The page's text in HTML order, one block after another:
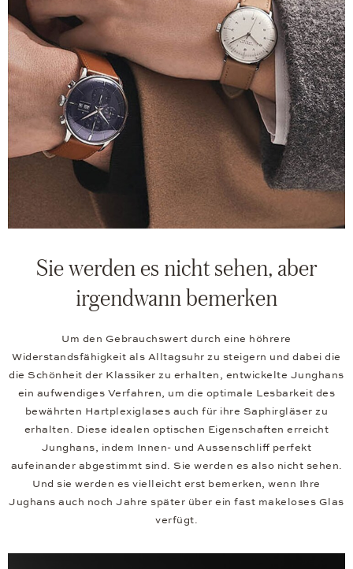
Sie werden es nicht sehen, aber
irgendwann bemerken
Um den Gebrauchswert durch eine höhrere
Widerstandsfähigkeit als Alltagsuhr zu steigern und dabei die
die Schönheit der Klassiker zu erhalten, entwickelte Junghans
ein aufwendiges Verfahren, um die optimale Lesbarkeit des
bewährten Hartplexiglases auch für ihre Saphirgläser zu
erhalten. Diese idealen optischen Eigenschaften erreicht
Junghans, indem Innen- und Aussenschliff perfekt
aufeinander abgestimmt sind. Sie werden es also nicht sehen.
Und sie werden es vielleicht erst bemerken, wenn Ihre
Jughans auch noch Jahre später über ein fast makeloses Glas
verfügt.